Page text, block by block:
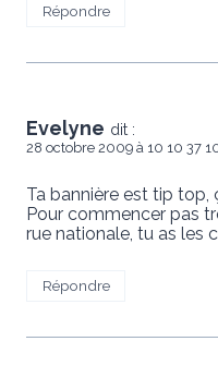
Répondre
Evelyne dit :
28 octobre 2009 à 10 10 37
Ta bannière est tip top,
Pour commencer pas
rue nationale, tu as les
Répondre